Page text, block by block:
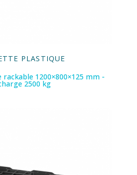
PLASTIQUE
1200×800×125 mm -
2500 kg